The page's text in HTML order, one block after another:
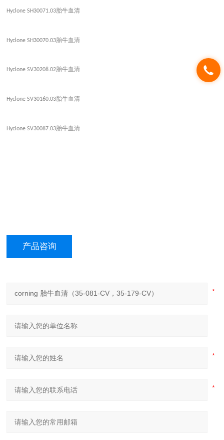
Hyclone SH30071.03胎牛血清
Hyclone SH30070.03胎牛血清
Hyclone SV30208.02胎牛血清
Hyclone SV30160.03胎牛血清
Hyclone SV30087.03胎牛血清
产品咨询